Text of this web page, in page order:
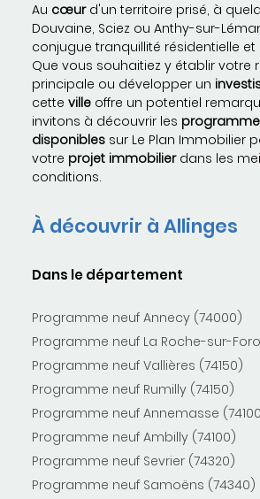
Au cœurd'un territoire prisé, à
Douvaine, Sciez ou Anthy-sur-
conjugue tranquillité résidentielle et
Que vous souhaitiez y établir votre
principale ou développer un
cette ville offre un potentiel
invitons à découvrir les
disponibles sur Le Plan Immobilier
votre projet immobilierdans les
conditions.
À découvrir à Allinges
Dans le département
Programme neuf Annecy (74000)
Programme neuf La Roche-sur-
Programme neuf Vallières (74150)
Programme neuf Rumilly (74150)
Programme neuf Annemasse
Programme neuf Ambilly (74100)
Programme neuf Sevrier (74320)
Programme neuf Samoëns (74340)